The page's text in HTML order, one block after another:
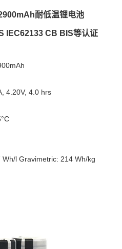
耐低温锂电池
IEC62133 CB BIS等认证
4.20V, 4.0 hrs
l Gravimetric: 214 Wh/kg